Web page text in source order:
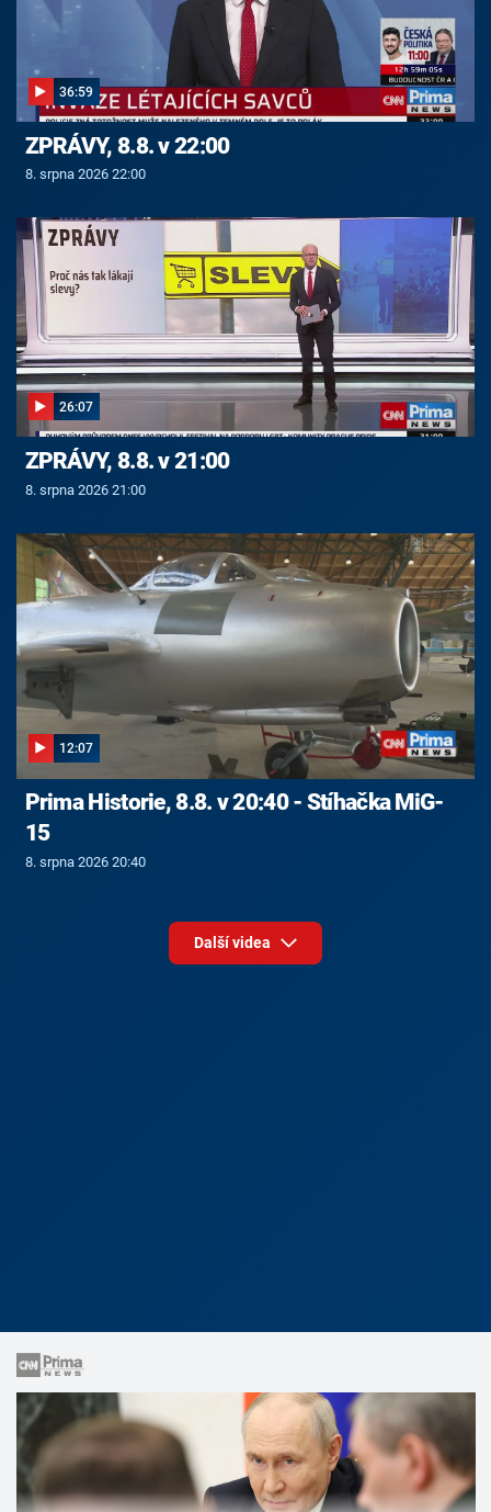
36:59
ZPRÁVY, 8.8. v 22:00
8. srpna 2026 22:00
26:07
ZPRÁVY, 8.8. v 21:00
8. srpna 2026 21:00
12:07
Prima Historie, 8.8. v 20:40 - Stíhačka MiG-
15
8. srpna 2026 20:40
Další videa